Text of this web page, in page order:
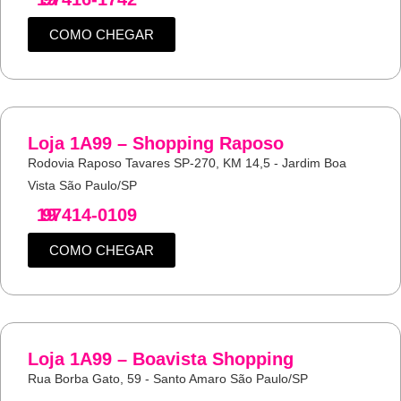
COMO CHEGAR
Loja 1A99 – Shopping Raposo
Rodovia Raposo Tavares SP-270, KM 14,5 - Jardim Boa
Vista São Paulo/SP
19
97414-0109
COMO CHEGAR
Loja 1A99 – Boavista Shopping
Rua Borba Gato, 59 - Santo Amaro São Paulo/SP